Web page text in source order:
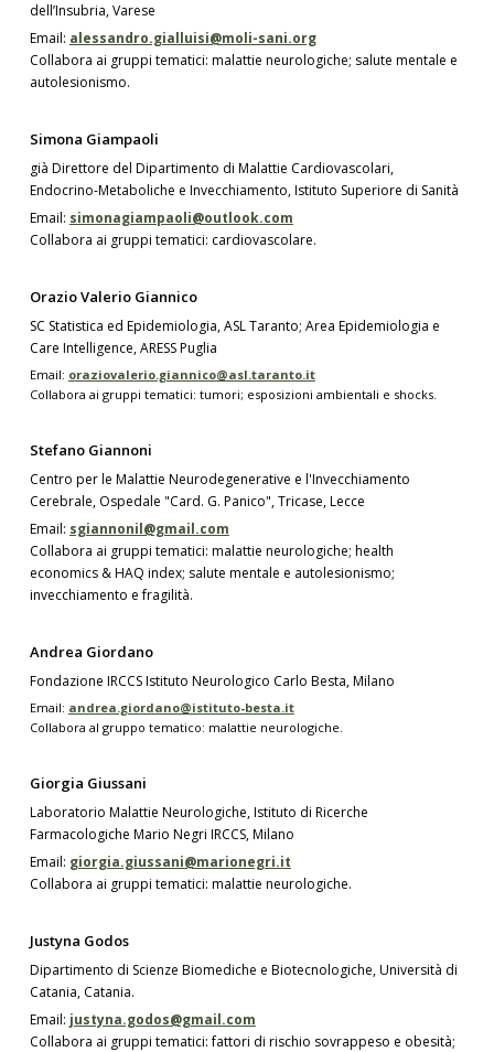
dell’Insubria, Varese
Email: alessandro.gialluisi@moli-sani.org
Collabora ai gruppi tematici: malattie neurologiche; salute mentale e
autolesionismo.
Simona Giampaoli
già Direttore del Dipartimento di Malattie Cardiovascolari,
Endocrino-Metaboliche e Invecchiamento, Istituto Superiore di Sanità
Email: simonagiampaoli@outlook.com
Collabora ai gruppi tematici: cardiovascolare.
Orazio Valerio Giannico
SC Statistica ed Epidemiologia, ASL Taranto; Area Epidemiologia e
Care Intelligence, ARESS Puglia
Email: oraziovalerio.giannico@asl.taranto.it
Collabora ai gruppi tematici: tumori; esposizioni ambientali e shocks.
Stefano Giannoni
Centro per le Malattie Neurodegenerative e l'Invecchiamento
Cerebrale, Ospedale "Card. G. Panico", Tricase, Lecce
Email: sgiannonil@gmail.com
Collabora ai gruppi tematici: malattie neurologiche; health
economics & HAQ index; salute mentale e autolesionismo;
invecchiamento e fragilità.
Andrea Giordano
Fondazione IRCCS Istituto Neurologico Carlo Besta, Milano
Email: andrea.giordano@istituto-besta.it
Collabora al gruppo tematico: malattie neurologiche.
Giorgia Giussani
Laboratorio Malattie Neurologiche, Istituto di Ricerche
Farmacologiche Mario Negri IRCCS, Milano
Email: giorgia.giussani@marionegri.it
Collabora ai gruppi tematici: malattie neurologiche.
Justyna Godos
Dipartimento di Scienze Biomediche e Biotecnologiche, Università di
Catania, Catania.
Email: justyna.godos@gmail.com
Collabora ai gruppi tematici: fattori di rischio sovrappeso e obesità;